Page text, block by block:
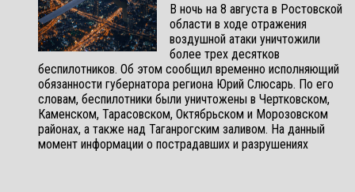
В ночь на 8 августа в Ростовской
области в ходе отражения
воздушной атаки уничтожили
более трех десятков
беспилотников. Об этом сообщил временно исполняющий
обязанности губернатора региона Юрий Слюсарь. По его
словам, беспилотники были уничтожены в Чертковском,
Каменском, Тарасовском, Октябрьском и Морозовском
районах, а также над Таганрогским заливом. На данный
момент информации о пострадавших и разрушениях